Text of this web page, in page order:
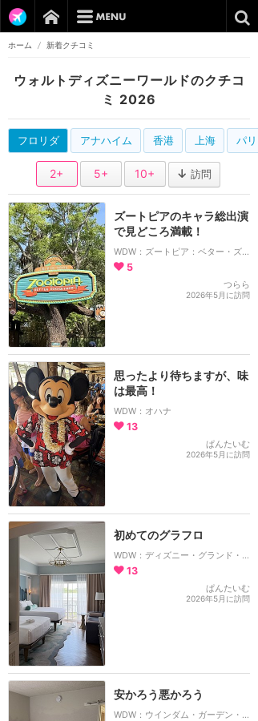
ホーム / 新着クチコミ
ウォルトディズニーワールドのクチコ
ミ 2026
フロリダ アナハイム 香港 上海 パリ
2+ 5+ 10+ 訪問
ズートピアのキャラ総出演
で見どころ満載！
WDW：ズートピア：ベター・ズーギャザー！
5
つらら
2026年5月に訪問
思ったより待ちますが、味
は最高！
WDW：オハナ
13
ぱんたいむ
2026年5月に訪問
初めてのグラフロ
WDW：ディズニー・グランド・フロリディアン・リゾート＆スパ
13
ぱんたいむ
2026年5月に訪問
安かろう悪かろう
WDW：ウインダム・ガーデン・レイク・ブエナ・ビスタ